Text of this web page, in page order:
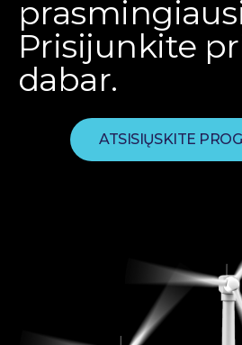
Prisijunkite
dabar.
ATSISIŲSKITE